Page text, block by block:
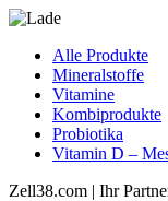
Alle Produkte
Mineralstoffe
Vitamine
Kombiprodukte
Probiotika
Vitamin D –
Zell38.com | Ihr